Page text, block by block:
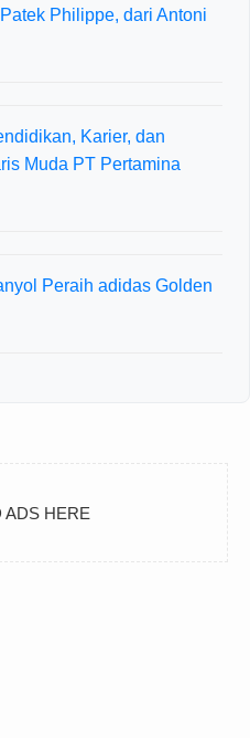
Philippe, dari Antoni
Karier, dan
Muda PT Pertamina
Peraih adidas Golden
ADS HERE